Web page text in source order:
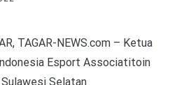
TAGAR-NEWS.com – Ketua
Esport Associatitoin
Selatan